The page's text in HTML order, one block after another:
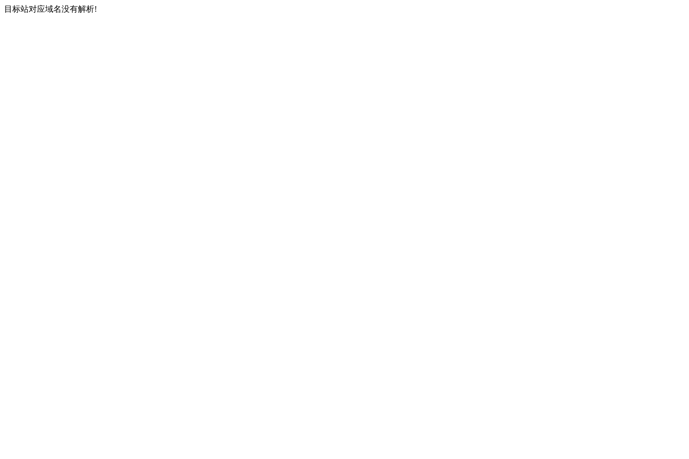
目标站对应域名没有解析!